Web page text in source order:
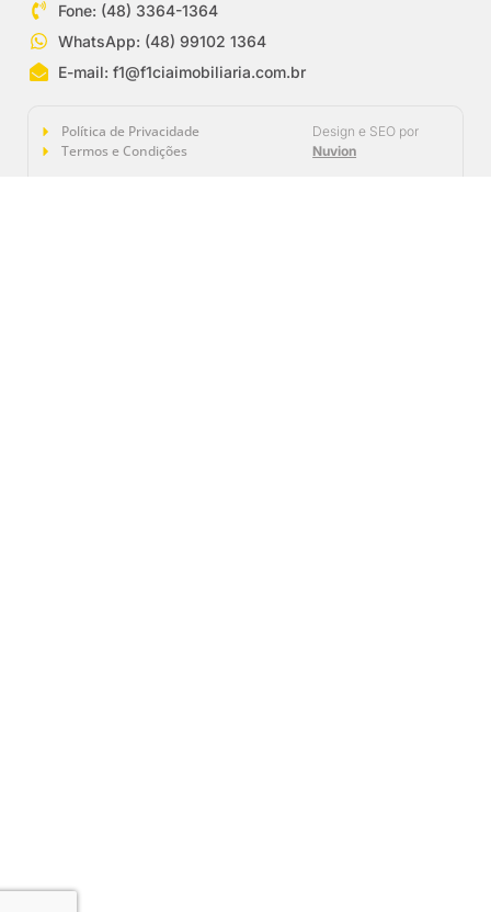
Fone: (48) 3364-1364
WhatsApp: (48) 99102 1364
E-mail:f1@f1ciaimobiliaria.com.br
Política de Privacidade
Termos e Condições
Design e SEO por
Nuvion